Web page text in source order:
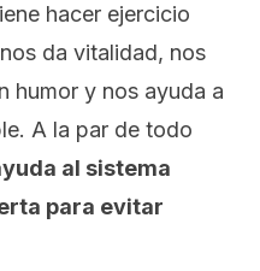
hacer ejercicio
da vitalidad, nos
humor y nos ayuda a
A la par de todo
al sistema
para evitar